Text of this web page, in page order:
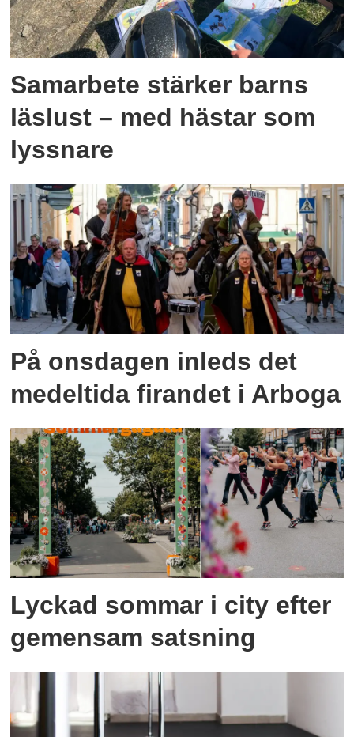
nationsgränserna.
Mer info:https://www.cisv.se
Samarbete stärker barns
läslust – med hästar som
lyssnare
På onsdagen inleds det
medeltida firandet i Arboga
Lyckad sommar i city efter
gemensam satsning